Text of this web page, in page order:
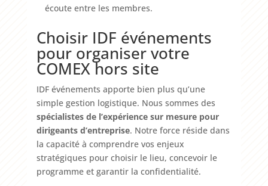
écoute entre les membres.
Choisir IDF événements
pour organiser votre
COMEX hors site
IDF événements apporte bien plus qu’une
simple gestion logistique. Nous sommes des
spécialistes de l’expérience sur mesure pour
dirigeants d’entreprise. Notre force réside dans
la capacité à comprendre vos enjeux
stratégiques pour choisir le lieu, concevoir le
programme et garantir la confidentialité.